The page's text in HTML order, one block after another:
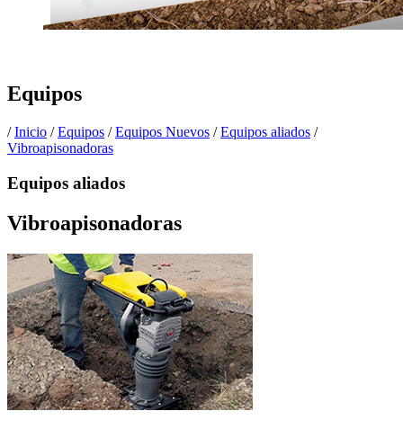
Equipos
/Inicio /Equipos /Equipos Nuevos /Equipos aliados /
Vibroapisonadoras
Equipos aliados
Vibroapisonadoras